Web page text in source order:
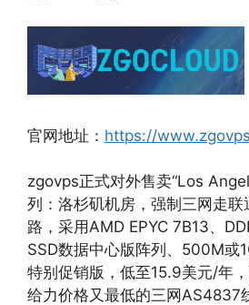
官网地址： https://
zgovps正式对外售卖“Los
列：洛杉矶机房，强制三网走
路，采用AMD EPYC 7B13、
SSD数据中心版阵列、500M或
特别促销版，低至15.9美元/年
给力价格又最低的三网AS4837